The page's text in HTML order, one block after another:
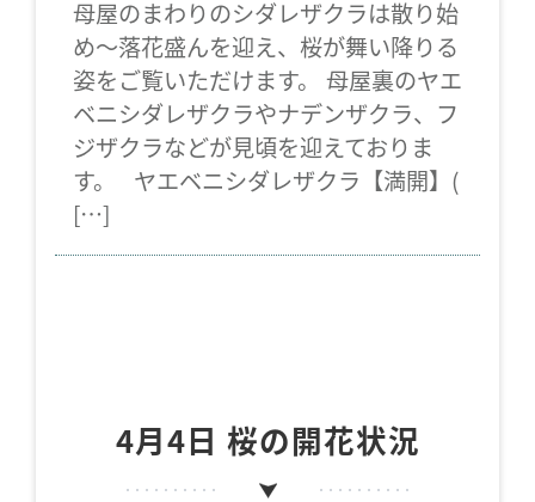
母屋のまわりのシダレザクラは散り始
め～落花盛んを迎え、桜が舞い降りる
姿をご覧いただけます。 母屋裏のヤエ
ベニシダレザクラやナデンザクラ、フ
ジザクラなどが見頃を迎えておりま
す。 ヤエベニシダレザクラ【満開】(
[…]
4月4日 桜の開花状況